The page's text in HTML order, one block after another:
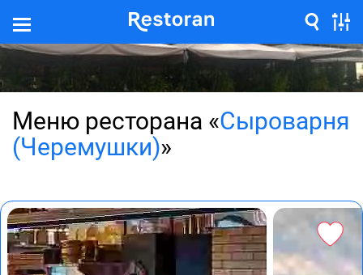
Меню ресторана «Сыроварня
(Черемушки)»